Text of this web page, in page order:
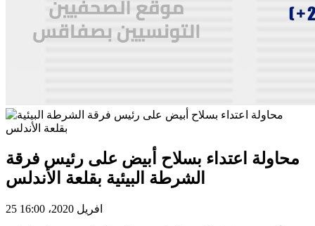
محاولة اعتداء بسلاح أبيض على رئيس فرقة
الشرطة البيئية بقلعة الأندلس
25 افريل 2020، 16:00